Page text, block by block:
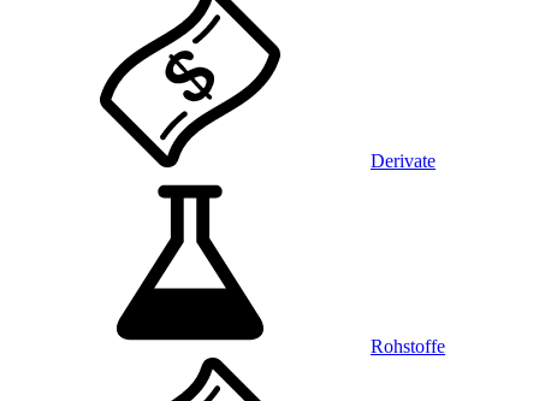
Derivate
Rohstoffe